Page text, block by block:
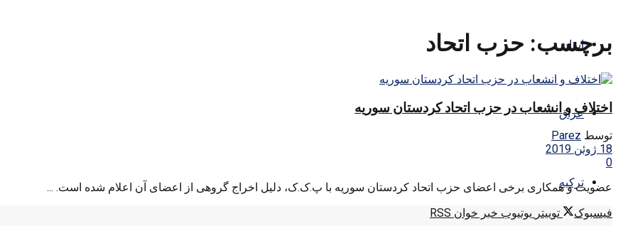
ایران
عراق
ترکیه
برچسب: حزب اتحاد
اختلاف و انشعاب در حزب اتحاد کردستان سوریه
توسط Parez
18 ژوئن 2019
0
عضویت و همکاری برخی اعضای حزب اتحاد کردستان سوریه با پ.ک.ک، دلیل اخراج گروهی از اعضای آن اعلام شده است. ...
فیسبوک
توییتر یوتیوب خبر خوان RSS